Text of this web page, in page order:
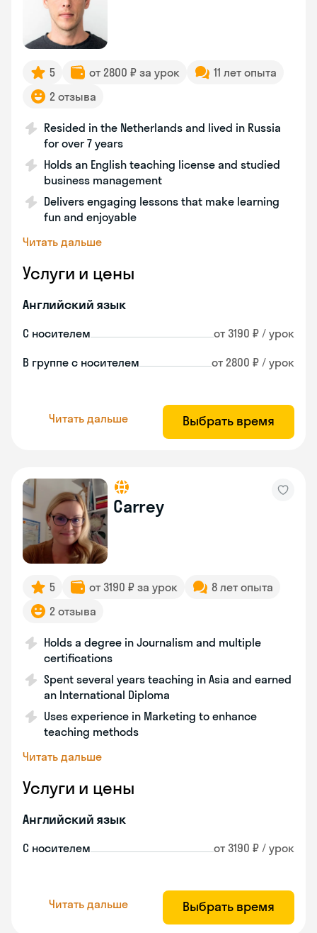
5 от 2800 ₽ за урок
11 лет опыта
2 отзыва
Resided in the Netherlands and lived in Russia
for over 7 years
Holds an English teaching license and studied
business management
Delivers engaging lessons that make learning
fun and enjoyable
Читать дальше
Услуги и цены
Английский язык
С носителем от 3190 ₽ / урок
В группе с носителем от 2800 ₽ / урок
Читать дальше Выбрать время
Carrey
5 от 3190 ₽ за урок
8 лет опыта
2 отзыва
Holds a degree in Journalism and multiple
certifications
Spent several years teaching in Asia and earned
an International Diploma
Uses experience in Marketing to enhance
teaching methods
Читать дальше
Услуги и цены
Английский язык
С носителем от 3190 ₽ / урок
Читать дальше Выбрать время